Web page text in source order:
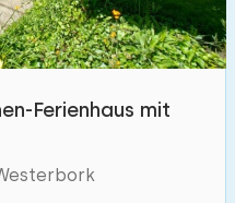
Ferienhaus mit